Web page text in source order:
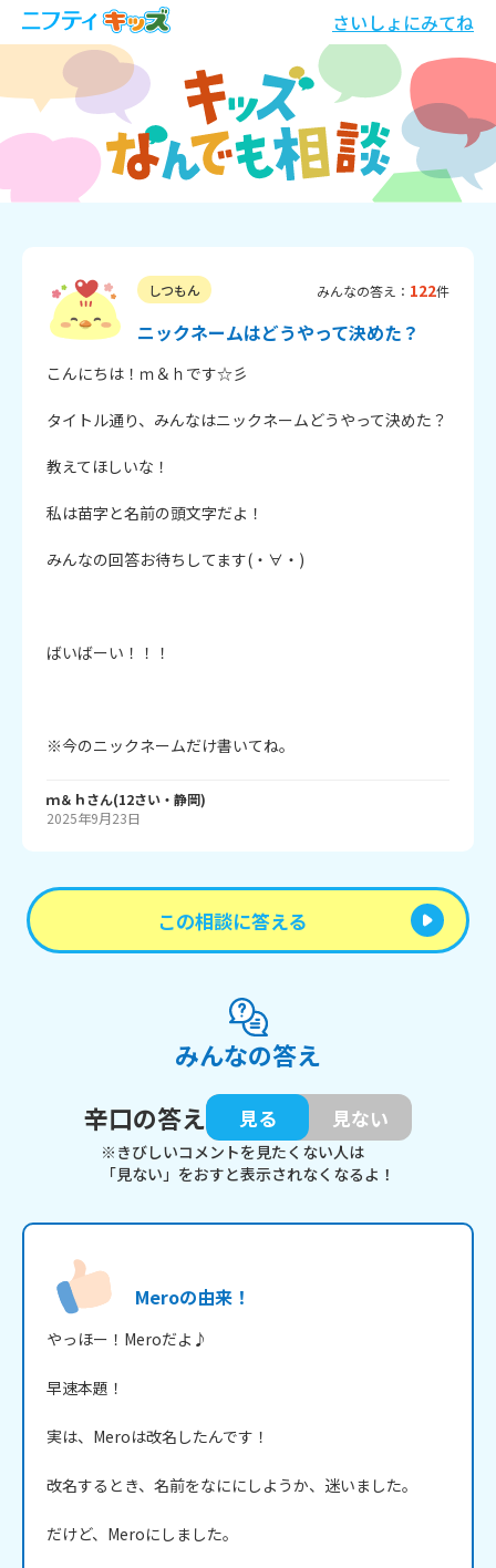
さいしょにみてね
しつもん みんなの答え： 122件
ニックネームはどうやって決めた？
こんにちは！ｍ＆ｈです☆彡
タイトル通り、みんなはニックネームどうやって決めた？
教えてほしいな！
私は苗字と名前の頭文字だよ！
みんなの回答お待ちしてます(・∀・)
ばいばーい！！！
※今のニックネームだけ書いてね。
ｍ＆ｈさん(12さい・ 静岡)
2025年9月23日
この相談に答える
みんなの答え
辛口の答え
見る 見ない
※きびしいコメントを見たくない人は
「見ない」をおすと表示されなくなるよ！
Meroの由来！
やっほー！Meroだよ♪
早速本題！
実は、Meroは改名したんです！
改名するとき、名前をなににしようか、迷いました。
だけど、Meroにしました。